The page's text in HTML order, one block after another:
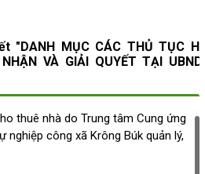
MỤC CÁC THỦ TỤC HÀNH
VÀ GIẢI QUYẾT TẠI UBND XÃ
thuê nhà do Trung tâm Cung ứng
nghiệp công xã Krông Búk quản lý,
tâm Cung ứng dịch vụ sự
quản lý, khai thác
MỤC CÁC THỦ TỤC HÀNH